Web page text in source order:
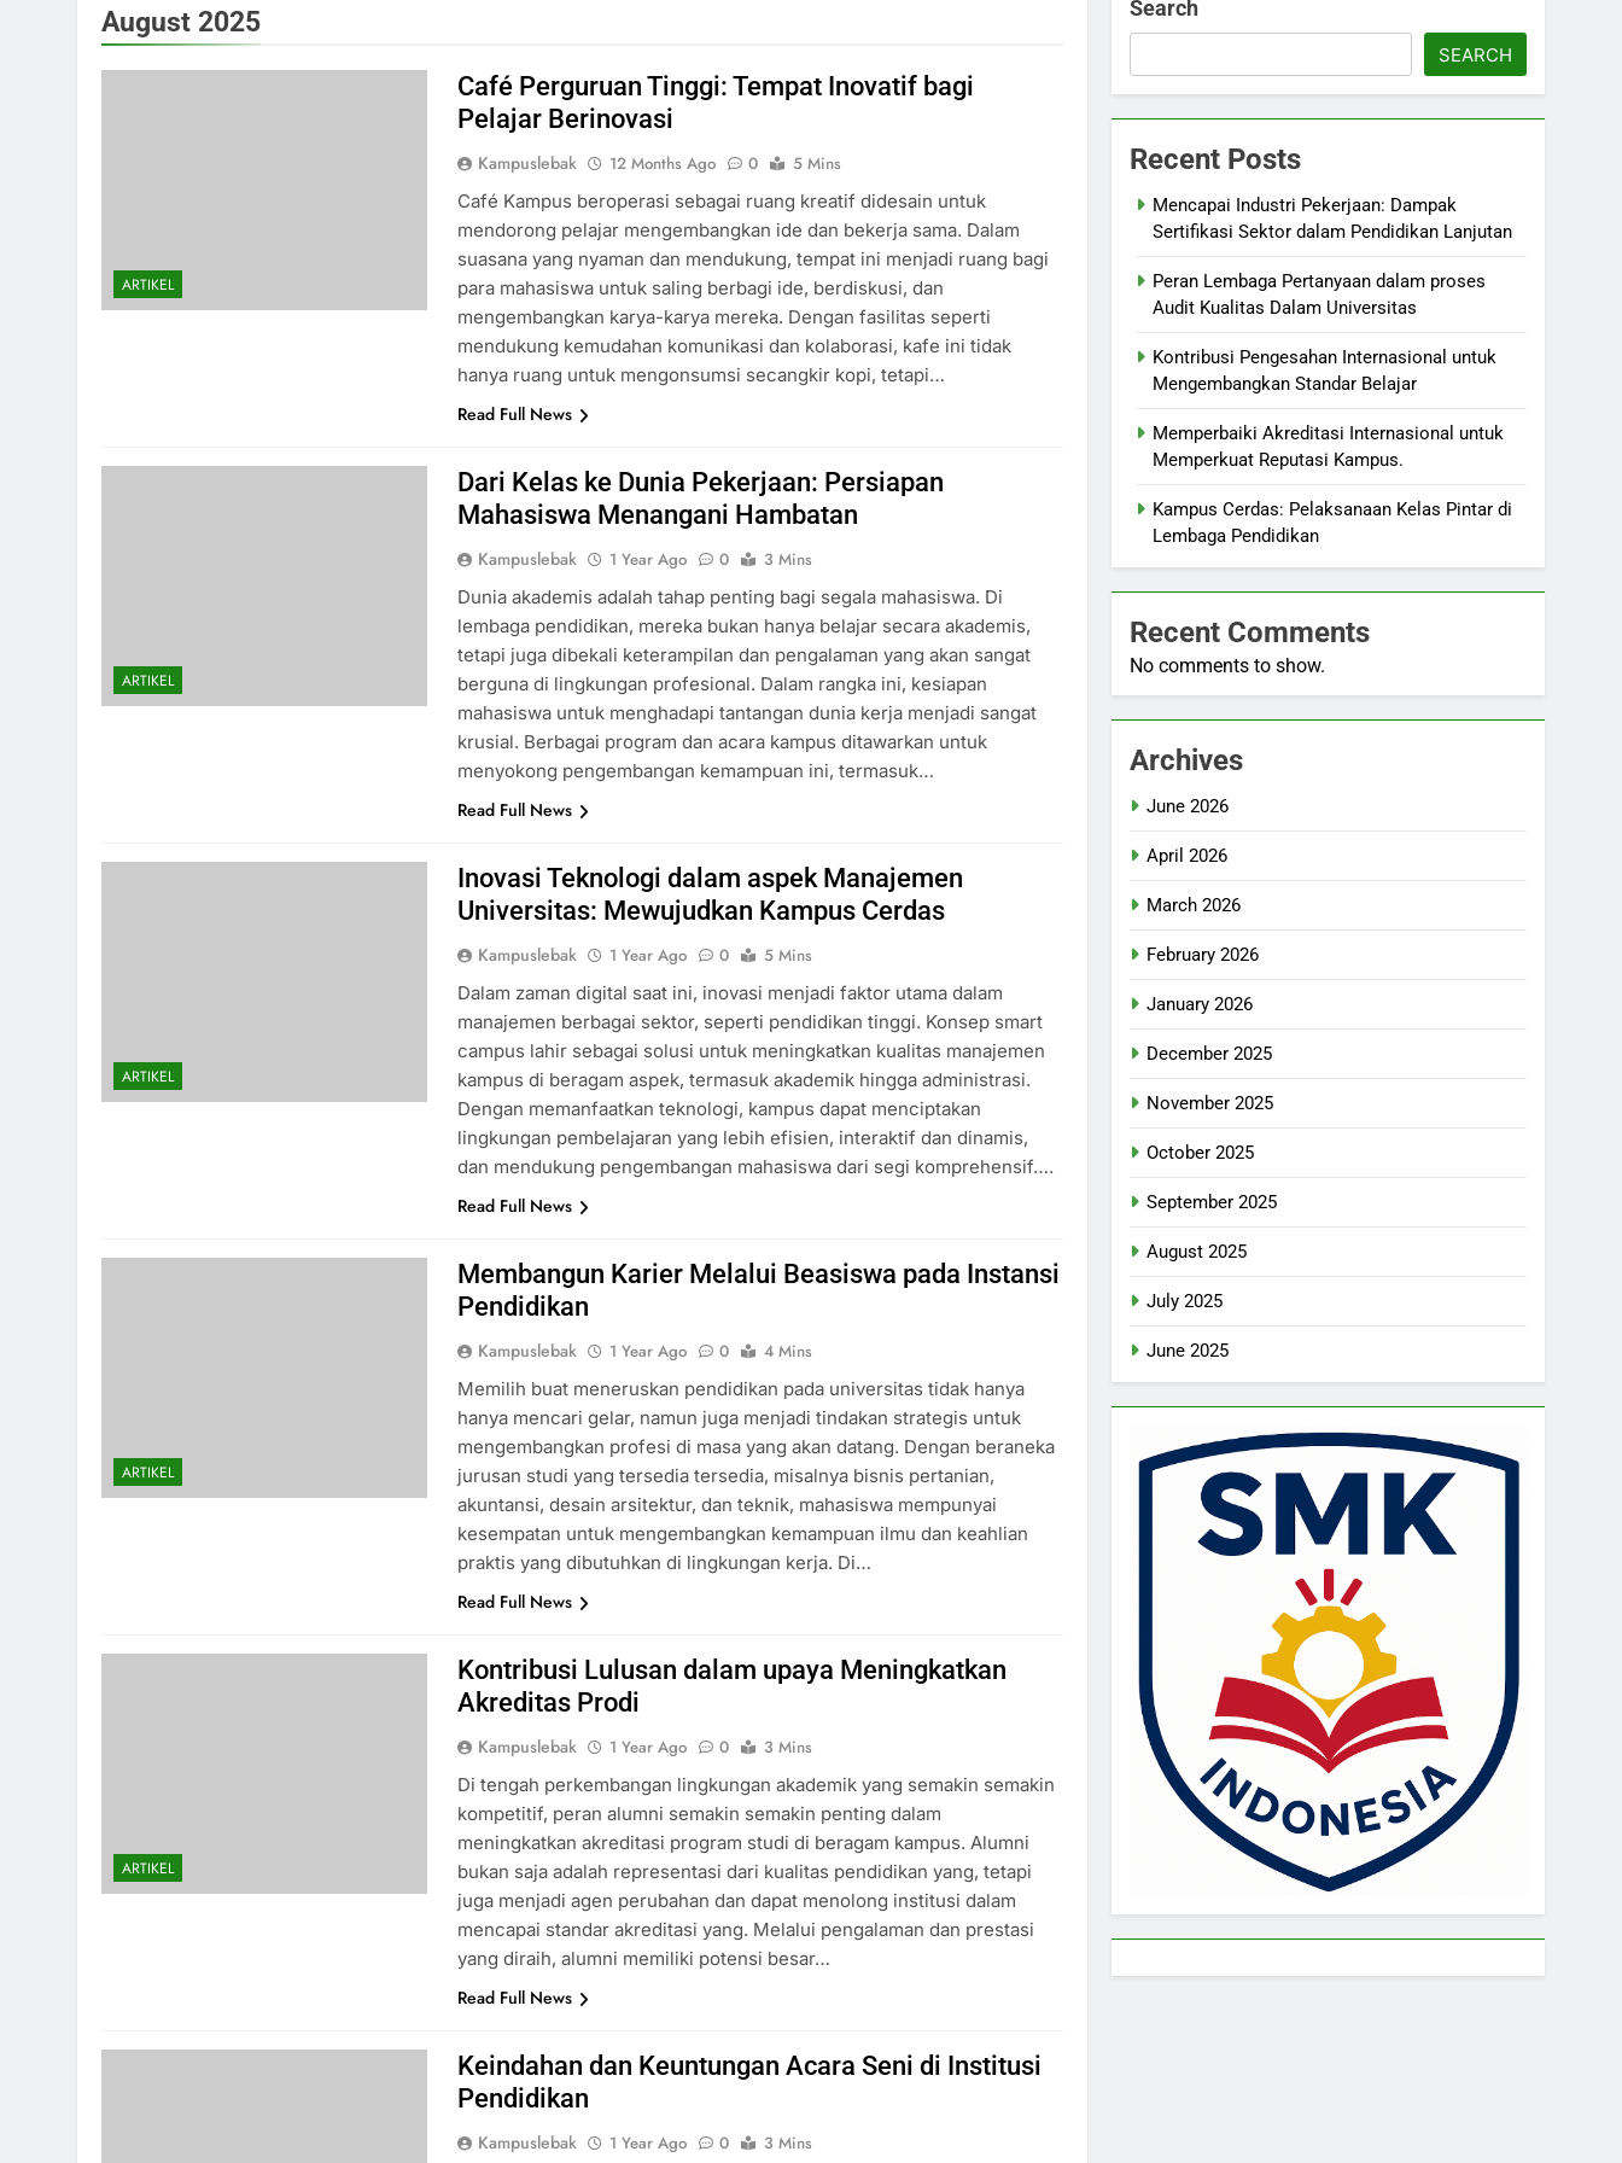
August 2025
ARTIKEL
Café Perguruan Tinggi: Tempat Inovatif bagi
Pelajar Berinovasi
Kampuslebak 12 Months Ago 0
5 Mins
Café Kampus beroperasi sebagai ruang kreatif didesain untuk
mendorong pelajar mengembangkan ide dan bekerja sama. Dalam
suasana yang nyaman dan mendukung, tempat ini menjadi ruang bagi
para mahasiswa untuk saling berbagi ide, berdiskusi, dan
mengembangkan karya-karya mereka. Dengan fasilitas seperti
mendukung kemudahan komunikasi dan kolaborasi, kafe ini tidak
hanya ruang untuk mengonsumsi secangkir kopi, tetapi…
Read Full News
ARTIKEL
Dari Kelas ke Dunia Pekerjaan: Persiapan
Mahasiswa Menangani Hambatan
Kampuslebak 1 Year Ago 0
3 Mins
Dunia akademis adalah tahap penting bagi segala mahasiswa. Di
lembaga pendidikan, mereka bukan hanya belajar secara akademis,
tetapi juga dibekali keterampilan dan pengalaman yang akan sangat
berguna di lingkungan profesional. Dalam rangka ini, kesiapan
mahasiswa untuk menghadapi tantangan dunia kerja menjadi sangat
krusial. Berbagai program dan acara kampus ditawarkan untuk
menyokong pengembangan kemampuan ini, termasuk…
Read Full News
ARTIKEL
Inovasi Teknologi dalam aspek Manajemen
Universitas: Mewujudkan Kampus Cerdas
Kampuslebak 1 Year Ago 0
5 Mins
Dalam zaman digital saat ini, inovasi menjadi faktor utama dalam
manajemen berbagai sektor, seperti pendidikan tinggi. Konsep smart
campus lahir sebagai solusi untuk meningkatkan kualitas manajemen
kampus di beragam aspek, termasuk akademik hingga administrasi.
Dengan memanfaatkan teknologi, kampus dapat menciptakan
lingkungan pembelajaran yang lebih efisien, interaktif dan dinamis,
dan mendukung pengembangan mahasiswa dari segi komprehensif….
Read Full News
ARTIKEL
Membangun Karier Melalui Beasiswa pada Instansi
Pendidikan
Kampuslebak 1 Year Ago 0
4 Mins
Memilih buat meneruskan pendidikan pada universitas tidak hanya
hanya mencari gelar, namun juga menjadi tindakan strategis untuk
mengembangkan profesi di masa yang akan datang. Dengan beraneka
jurusan studi yang tersedia tersedia, misalnya bisnis pertanian,
akuntansi, desain arsitektur, dan teknik, mahasiswa mempunyai
kesempatan untuk mengembangkan kemampuan ilmu dan keahlian
praktis yang dibutuhkan di lingkungan kerja. Di…
Read Full News
ARTIKEL
Kontribusi Lulusan dalam upaya Meningkatkan
Akreditas Prodi
Kampuslebak 1 Year Ago 0
3 Mins
Di tengah perkembangan lingkungan akademik yang semakin semakin
kompetitif, peran alumni semakin semakin penting dalam
meningkatkan akreditasi program studi di beragam kampus. Alumni
bukan saja adalah representasi dari kualitas pendidikan yang, tetapi
juga menjadi agen perubahan dan dapat menolong institusi dalam
mencapai standar akreditasi yang. Melalui pengalaman dan prestasi
yang diraih, alumni memiliki potensi besar…
Read Full News
Keindahan dan Keuntungan Acara Seni di Institusi
Pendidikan
Kampuslebak 1 Year Ago 0 3 Mins
Search
SEARCH
Recent Posts
Mencapai Industri Pekerjaan: Dampak
Sertifikasi Sektor dalam Pendidikan Lanjutan
Peran Lembaga Pertanyaan dalam proses
Audit Kualitas Dalam Universitas
Kontribusi Pengesahan Internasional untuk
Mengembangkan Standar Belajar
Memperbaiki Akreditasi Internasional untuk
Memperkuat Reputasi Kampus.
Kampus Cerdas: Pelaksanaan Kelas Pintar di
Lembaga Pendidikan
Recent Comments
No comments to show.
Archives
June 2026
April 2026
March 2026
February 2026
January 2026
December 2025
November 2025
October 2025
September 2025
August 2025
July 2025
June 2025